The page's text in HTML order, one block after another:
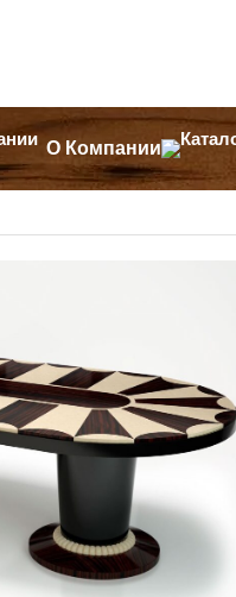
О Компании